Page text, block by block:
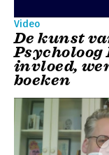
Video
De kunst
invloed,
boeken